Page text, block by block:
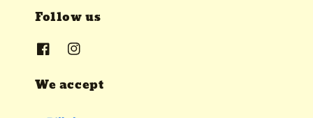
Follow us
We accept